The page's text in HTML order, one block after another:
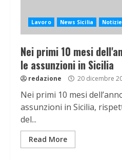
Lavoro News Sicilia
Nei primi 10 mesi
le assunzioni in Sicilia
redazione 20 dicembre
Nei primi 10 mesi
assunzioni in Sicilia,
del...
Read More